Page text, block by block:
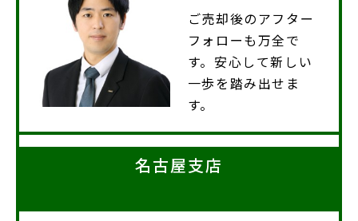
ご売却後のアフター
フォローも万全で
す。安心して新しい
一歩を踏み出せま
す。
名古屋支店